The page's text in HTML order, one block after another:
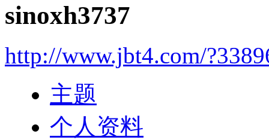
sinoxh3737
http://www.jbt4.com/
主题
个人资料